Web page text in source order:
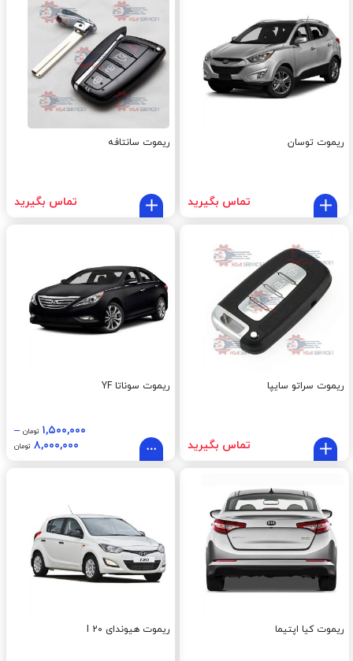
ریموت توسان
تماس بگیرید
ریموت سانتافه
تماس بگیرید
ریموت سراتو سایپا
تماس بگیرید
ریموت سوناتا YF
۱,۵۰۰,۰۰۰ تومان –
۸,۰۰۰,۰۰۰ تومان
ریموت کیا اپتیما ریموت هیوندای I 20